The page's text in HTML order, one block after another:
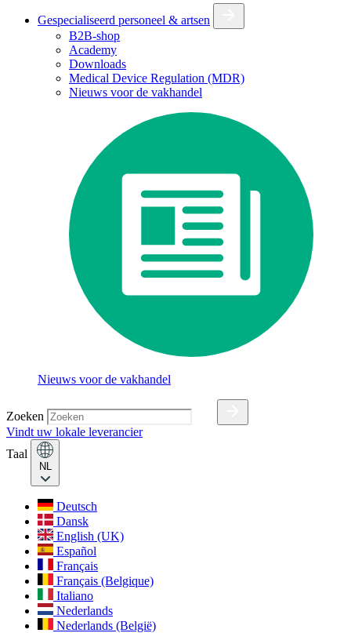
Gespecialiseerd personeel & artsen
B2B-shop
Academy
Downloads
Medical Device Regulation (MDR)
Nieuws voor de vakhandel
Nieuws voor de vakhandel
Zoeken
Vindt uw lokale leverancier
Taal
NL
Deutsch
Dansk
English (UK)
Español
Français
Français (Belgique)
Italiano
Nederlands
Nederlands (België)